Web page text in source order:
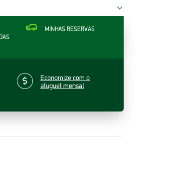
MINHAS RESERVAS
Economize com o
aluguel mensal